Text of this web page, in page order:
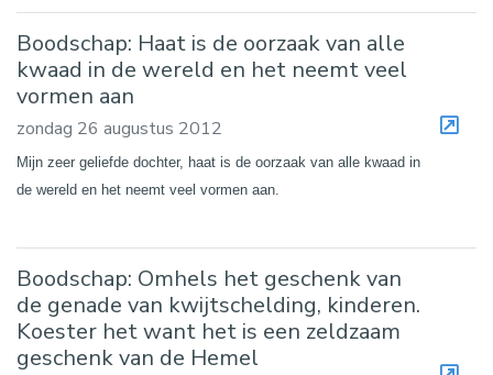
Boodschap: Haat is de oorzaak van alle
kwaad in de wereld en het neemt veel
vormen aan
zondag 26 augustus 2012
Mijn zeer geliefde dochter, haat is de oorzaak van alle kwaad in
de wereld en het neemt veel vormen aan.
Boodschap: Omhels het geschenk van
de genade van kwijtschelding, kinderen.
Koester het want het is een zeldzaam
geschenk van de Hemel